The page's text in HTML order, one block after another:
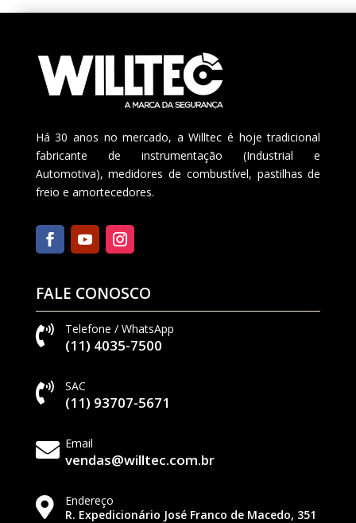
Há 30 anos no mercado, a Willtec é hoje tradicional
fabricante de instrumentação (Industrial e
Automotiva), medidores de combustível, pastilhas de
freio e amortecedores.
FALE CONOSCO
 Telefone / WhatsApp
(11) 4035-7500
 SAC
(11) 93707-5671
 Email
vendas@willtec.com.br

Endereço
R. Expedicionário José Franco de Macedo, 351